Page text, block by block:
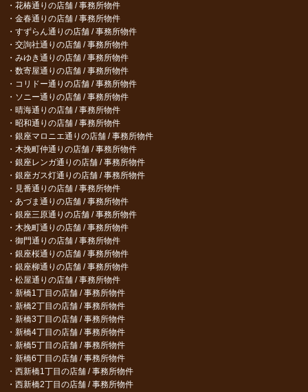
花椿通りの店舗 / 事務所物件
金春通りの店舗 / 事務所物件
すずらん通りの店舗 / 事務所物件
交詢社通りの店舗 / 事務所物件
みゆき通りの店舗 / 事務所物件
数寄屋通りの店舗 / 事務所物件
コリドー通りの店舗 / 事務所物件
ソニー通りの店舗 / 事務所物件
晴海通りの店舗 / 事務所物件
昭和通りの店舗 / 事務所物件
銀座マロニエ通りの店舗 / 事務所物件
木挽町仲通りの店舗 / 事務所物件
銀座レンガ通りの店舗 / 事務所物件
銀座ガス灯通りの店舗 / 事務所物件
見番通りの店舗 / 事務所物件
あづま通りの店舗 / 事務所物件
銀座三原通りの店舗 / 事務所物件
木挽町通りの店舗 / 事務所物件
御門通りの店舗 / 事務所物件
銀座桜通りの店舗 / 事務所物件
銀座柳通りの店舗 / 事務所物件
松屋通りの店舗 / 事務所物件
新橋1丁目の店舗 / 事務所物件
新橋2丁目の店舗 / 事務所物件
新橋3丁目の店舗 / 事務所物件
新橋4丁目の店舗 / 事務所物件
新橋5丁目の店舗 / 事務所物件
新橋6丁目の店舗 / 事務所物件
西新橋1丁目の店舗 / 事務所物件
西新橋2丁目の店舗 / 事務所物件